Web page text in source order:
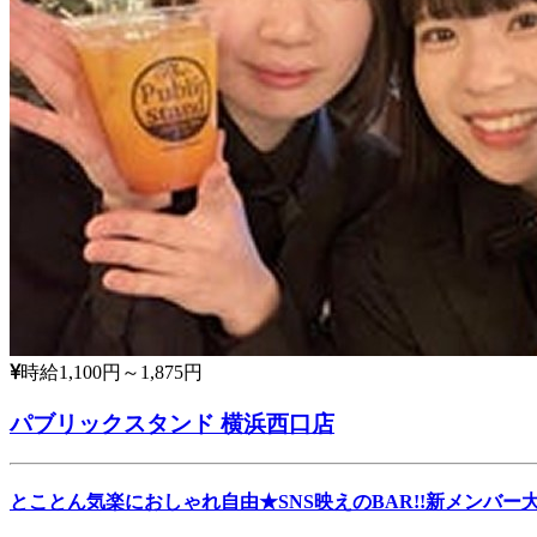
時給1,100円～1,875円
パブリックスタンド 横浜西口店
とことん気楽におしゃれ自由★SNS映えのBAR!!新メンバー